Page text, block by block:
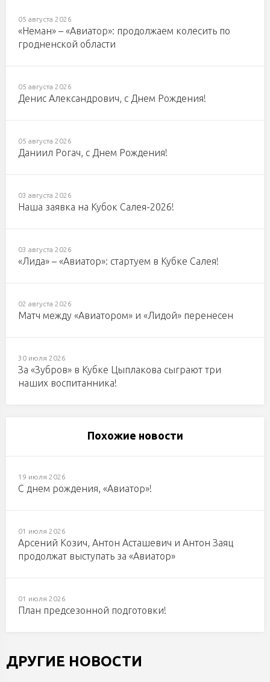
05 августа 2026
«Неман» – «Авиатор»: продолжаем колесить по
гродненской области
05 августа 2026
Денис Александрович, с Днем Рождения!
05 августа 2026
Даниил Рогач, с Днем Рождения!
03 августа 2026
Наша заявка на Кубок Салея-2026!
03 августа 2026
«Лида» – «Авиатор»: стартуем в Кубке Салея!
02 августа 2026
Матч между «Авиатором» и «Лидой» перенесен
30 июля 2026
За «Зубров» в Кубке Цыплакова сыграют три
наших воспитанника!
Похожие новости
19 июля 2026
С днем рождения, «Авиатор»!
01 июля 2026
Арсений Козич, Антон Асташевич и Антон Заяц
продолжат выступать за «Авиатор»
01 июля 2026
План предсезонной подготовки!
ДРУГИЕ НОВОСТИ